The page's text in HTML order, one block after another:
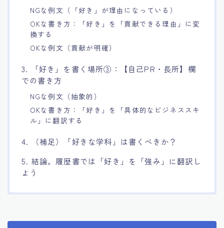
NGな例文（「好き」が理由になっている）
OKな書き方：「好き」を「貢献できる理由」に変
換する
OKな例文（貢献が明確）
3. 「好き」を書く場所③：【自己PR・長所】欄
での書き方
NGな例文（抽象的）
OKな書き方：「好き」を「具体的なビジネススキ
ル」に翻訳する
4. （補足）「好きな学科」は書くべきか？
5. 結論。履歴書では「好き」を「強み」に翻訳し
よう